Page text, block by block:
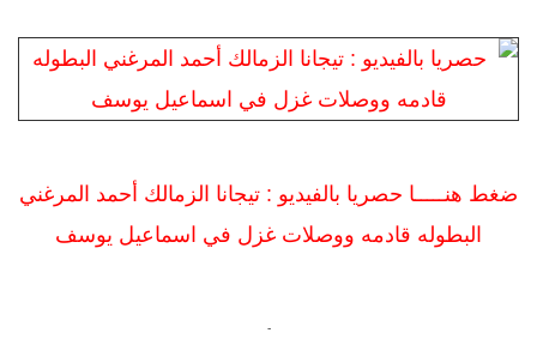
ضغط هنـــــا حصريا بالفيديو : تيجانا الزمالك أحمد المرغني
البطوله قادمه ووصلات غزل في اسماعيل يوسف
-